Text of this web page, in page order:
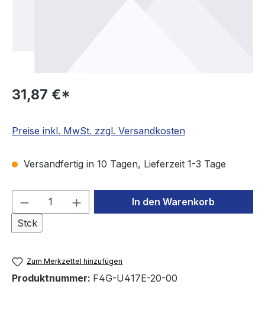
31,87 €*
Preise inkl. MwSt. zzgl. Versandkosten
Versandfertig in 10 Tagen, Lieferzeit 1-3 Tage
Produkt Anzahl: Gib den
Stck
In den Warenkorb
Zum Merkzettel hinzufügen
Produktnummer: F4G-U417E-20-00